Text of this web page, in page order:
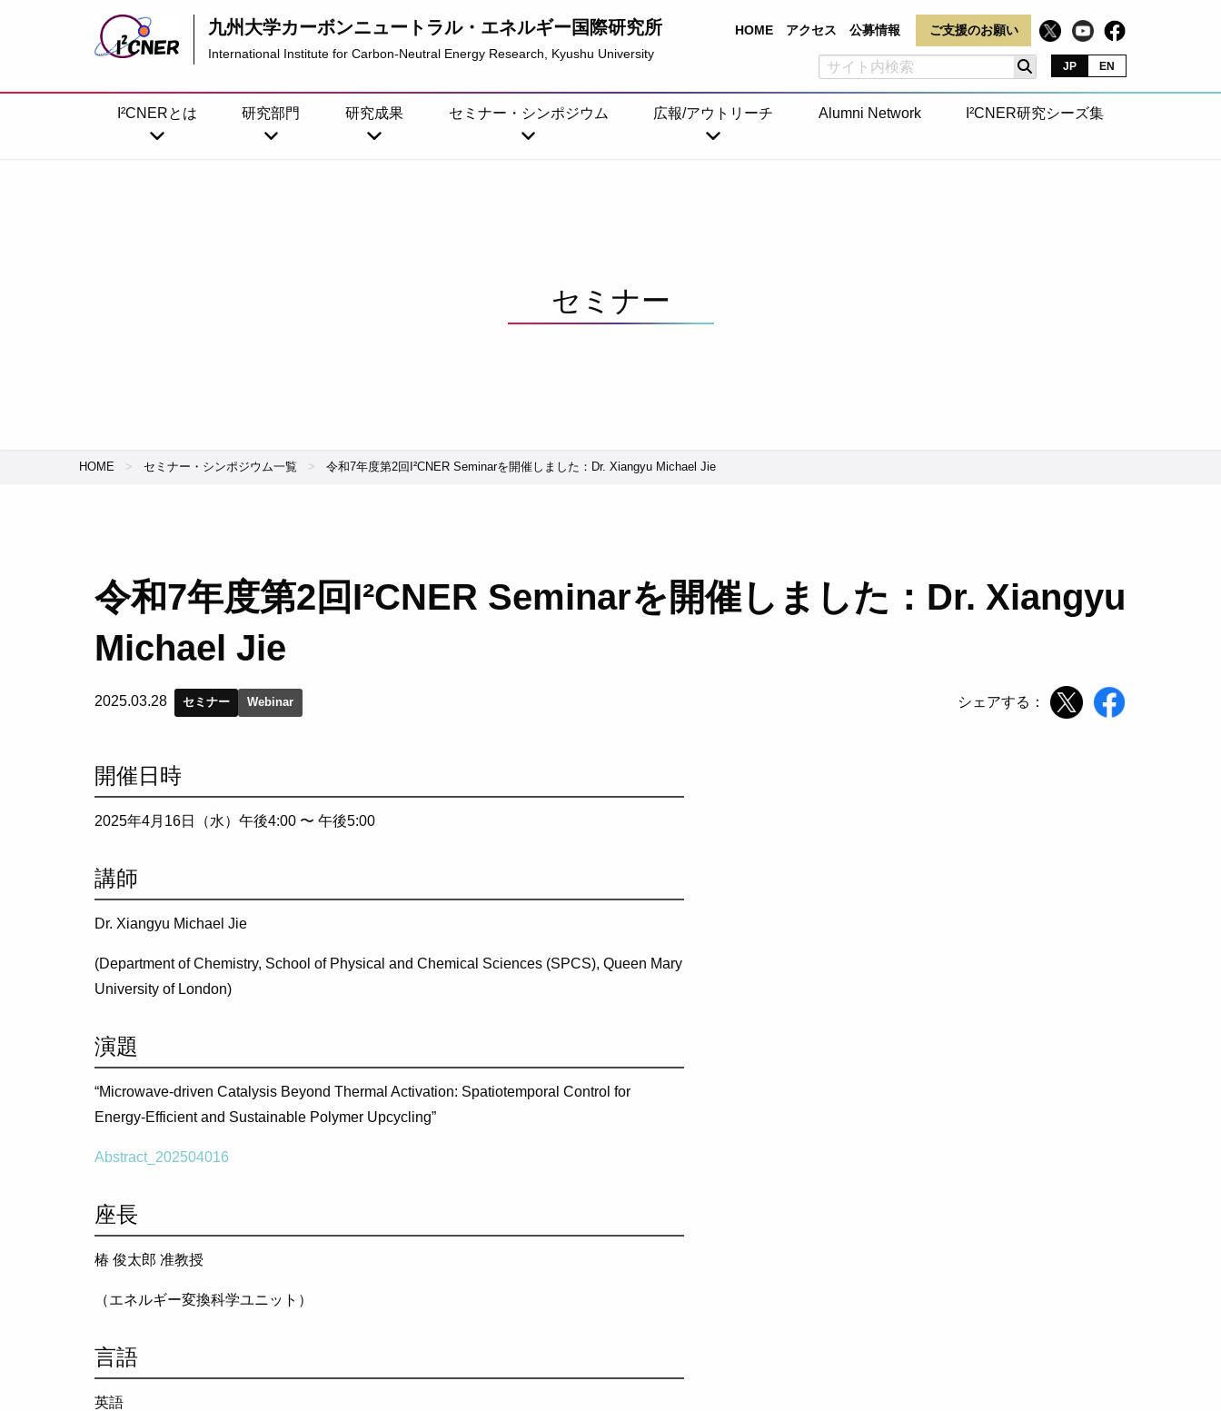
九州大学カーボンニュートラル・エネルギー国際研究所
International Institute for Carbon-Neutral Energy Research, Kyushu University
HOME アクセス 公募情報 ご支援のお願い
JP EN
I²CNERとは 研究部門 研究成果 セミナー・シンポジウム 広報/アウトリーチ Alumni Network I²CNER研究シーズ集
セミナー
HOME セミナー・シンポジウム一覧 令和7年度第2回I²CNER Seminarを開催しました：Dr. Xiangyu Michael Jie
令和7年度第2回I²CNER Seminarを開催しました：Dr. Xiangyu
Michael Jie
2025.03.28 セミナー Webinar シェアする：
開催日時
2025年4月16日（水）午後4:00 〜 午後5:00
講師
Dr. Xiangyu Michael Jie
(Department of Chemistry, School of Physical and Chemical Sciences (SPCS), Queen Mary
University of London)
演題
“Microwave-driven Catalysis Beyond Thermal Activation: Spatiotemporal Control for
Energy-Efficient and Sustainable Polymer Upcycling”
Abstract_202504016
座長
椿 俊太郎 准教授
（エネルギー変換科学ユニット）
言語
英語